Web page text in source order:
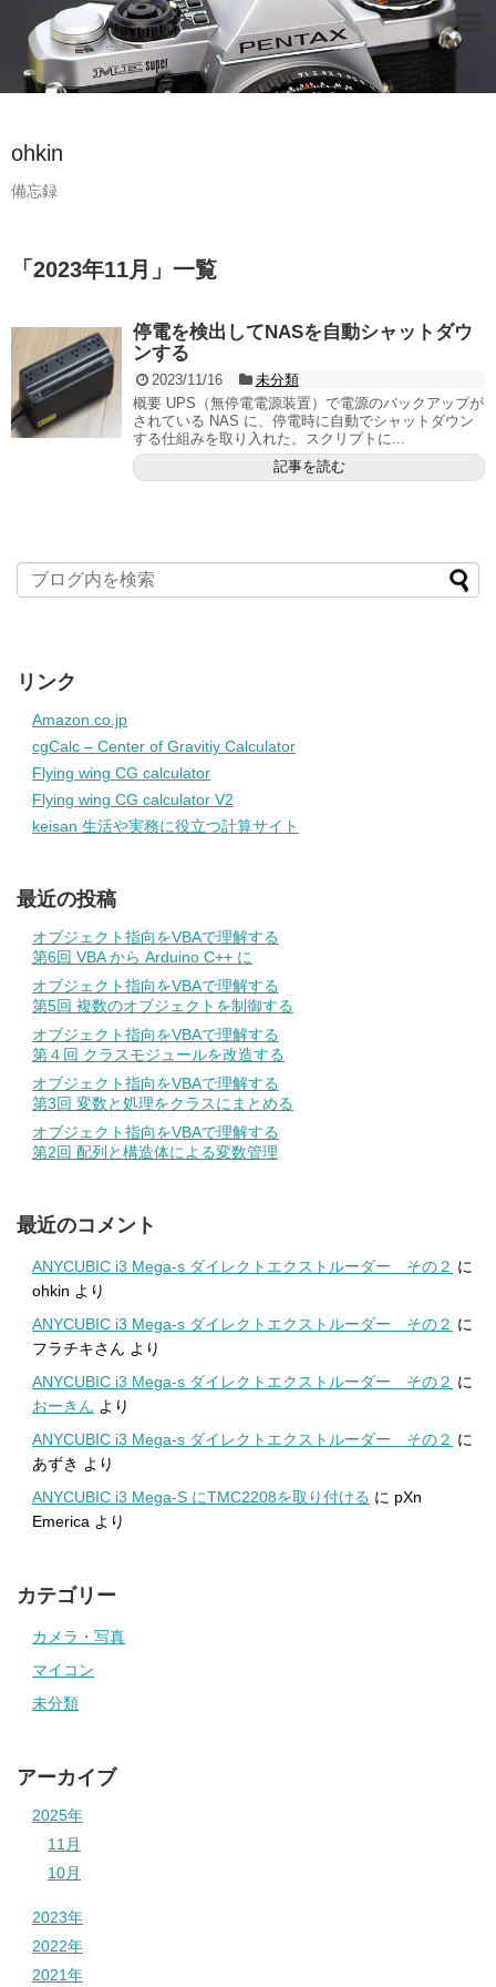
ohkin
備忘録
「 2023年11月 」 一覧
停電を検出してNASを自動シャットダウ
ンする
2023/11/16
未分類
概要 UPS（無停電電源装置）で電源のバックアップが
されている NAS に、停電時に自動でシャットダウン
する仕組みを取り入れた。スクリプトに...
記事を読む
リンク
Amazon.co.jp
cgCalc – Center of Gravitiy Calculator
Flying wing CG calculator
Flying wing CG calculator V2
keisan 生活や実務に役立つ計算サイト
最近の投稿
オブジェクト指向をVBAで理解する
第6回 VBA から Arduino C++ に
オブジェクト指向をVBAで理解する
第5回 複数のオブジェクトを制御する
オブジェクト指向をVBAで理解する
第４回 クラスモジュールを改造する
オブジェクト指向をVBAで理解する
第3回 変数と処理をクラスにまとめる
オブジェクト指向をVBAで理解する
第2回 配列と構造体による変数管理
最近のコメント
ANYCUBIC i3 Mega-s ダイレクトエクストルーダー その２ に
ohkin より
ANYCUBIC i3 Mega-s ダイレクトエクストルーダー その２ に
フラチキさん より
ANYCUBIC i3 Mega-s ダイレクトエクストルーダー その２ に
おーきん より
ANYCUBIC i3 Mega-s ダイレクトエクストルーダー その２ に
あずき より
ANYCUBIC i3 Mega-S にTMC2208を取り付ける に pXn
Emerica より
カテゴリー
カメラ・写真
マイコン
未分類
アーカイブ
2025年
11月
10月
2023年
2022年
2021年